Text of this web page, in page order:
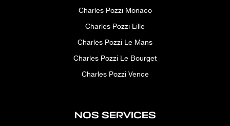
Charles Pozzi Monaco
Charles Pozzi Lille
Charles Pozzi Le Mans
Charles Pozzi Le Bourget
Charles Pozzi Vence
NOS SERVICES